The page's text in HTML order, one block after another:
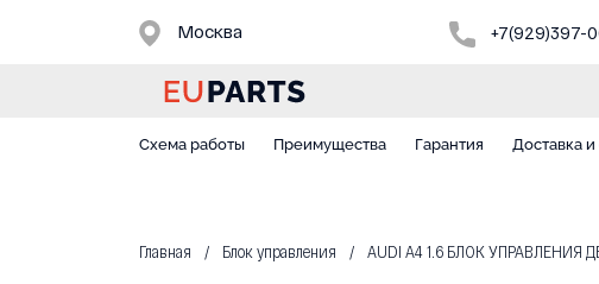
Москва +7(929)397-
Схема работы Преимущества Гарантия Доставка и
Главная Блок управления AUDI A4 1.6 БЛОК УПРАВЛЕНИЯ